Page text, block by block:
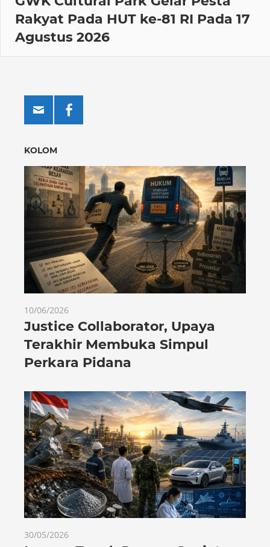
Rakyat Pada HUT ke-81 RI Pada 17
Agustus 2026
KOLOM
10/06/2026
Justice Collaborator, Upaya
Terakhir Membuka Simpul
Perkara Pidana
30/05/2026